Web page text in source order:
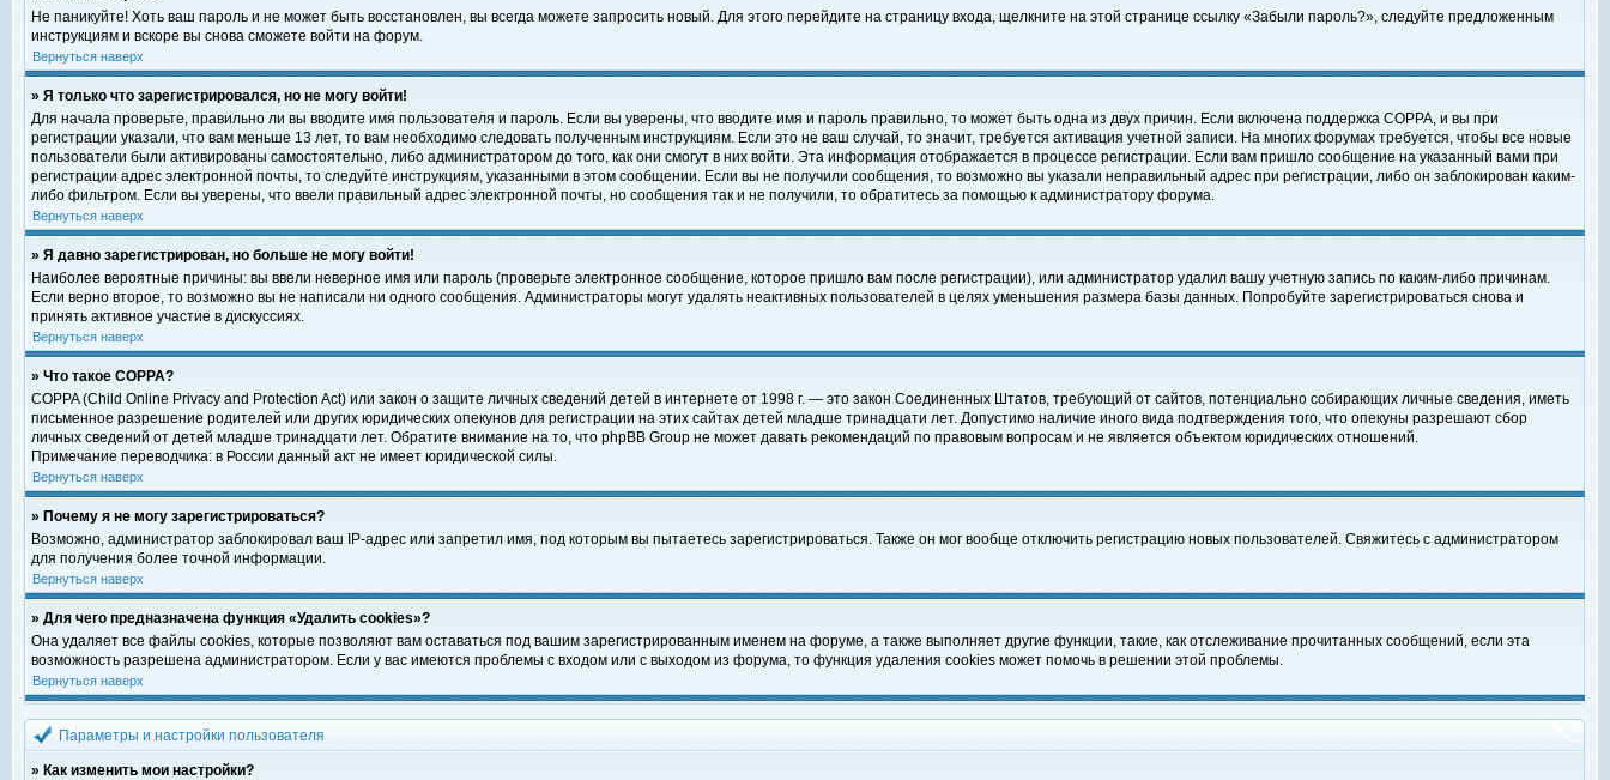
Не паникуйте! Хоть ваш пароль и не может быть восстановлен, вы всегда можете запросить новый. Для этого перейдите на страницу входа, щелкните на этой странице ссылку «Забыли пароль?», следуйте предложенным
инструкциям и вскоре вы снова сможете войти на форум.
Вернуться наверх
» Я только что зарегистрировался, но не могу войти!
Для начала проверьте, правильно ли вы вводите имя пользователя и пароль. Если вы уверены, что вводите имя и пароль правильно, то может быть одна из двух причин. Если включена поддержка COPPA, и вы при
регистрации указали, что вам меньше 13 лет, то вам необходимо следовать полученным инструкциям. Если это не ваш случай, то значит, требуется активация учетной записи. На многих форумах требуется, чтобы все новые
пользователи были активированы самостоятельно, либо администратором до того, как они смогут в них войти. Эта информация отображается в процессе регистрации. Если вам пришло сообщение на указанный вами при
регистрации адрес электронной почты, то следуйте инструкциям, указанными в этом сообщении. Если вы не получили сообщения, то возможно вы указали неправильный адрес при регистрации, либо он заблокирован каким-
либо фильтром. Если вы уверены, что ввели правильный адрес электронной почты, но сообщения так и не получили, то обратитесь за помощью к администратору форума.
Вернуться наверх
» Я давно зарегистрирован, но больше не могу войти!
Наиболее вероятные причины: вы ввели неверное имя или пароль (проверьте электронное сообщение, которое пришло вам после регистрации), или администратор удалил вашу учетную запись по каким-либо причинам.
Если верно второе, то возможно вы не написали ни одного сообщения. Администраторы могут удалять неактивных пользователей в целях уменьшения размера базы данных. Попробуйте зарегистрироваться снова и
принять активное участие в дискуссиях.
Вернуться наверх
» Что такое COPPA?
COPPA (Child Online Privacy and Protection Act) или закон о защите личных сведений детей в интернете от 1998 г. — это закон Соединенных Штатов, требующий от сайтов, потенциально собирающих личные сведения, иметь
письменное разрешение родителей или других юридических опекунов для регистрации на этих сайтах детей младше тринадцати лет. Допустимо наличие иного вида подтверждения того, что опекуны разрешают сбор
личных сведений от детей младше тринадцати лет. Обратите внимание на то, что phpBB Group не может давать рекомендаций по правовым вопросам и не является объектом юридических отношений.
Примечание переводчика: в России данный акт не имеет юридической силы.
Вернуться наверх
» Почему я не могу зарегистрироваться?
Возможно, администратор заблокировал ваш IP-адрес или запретил имя, под которым вы пытаетесь зарегистрироваться. Также он мог вообще отключить регистрацию новых пользователей. Свяжитесь с администратором
для получения более точной информации.
Вернуться наверх
» Для чего предназначена функция «Удалить cookies»?
Она удаляет все файлы cookies, которые позволяют вам оставаться под вашим зарегистрированным именем на форуме, а также выполняет другие функции, такие, как отслеживание прочитанных сообщений, если эта
возможность разрешена администратором. Если у вас имеются проблемы с входом или с выходом из форума, то функция удаления cookies может помочь в решении этой проблемы.
Вернуться наверх
Параметры и настройки пользователя
» Как изменить мои настройки?